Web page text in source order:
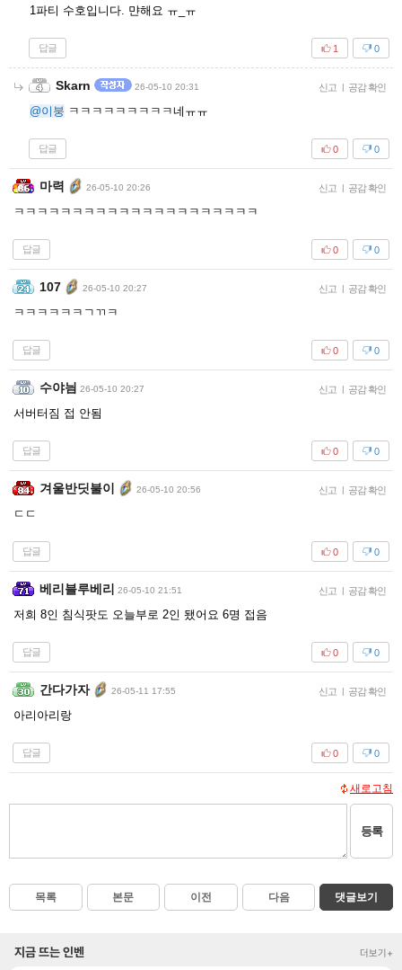
1파티 수호입니다. 먄해요 ㅠ_ㅠ
답글 0
1
Skarn 26-05-10 20:31 신고 | 공감 확인
@이붕 ㅋㅋㅋㅋㅋㅋㅋㅋㅋ네ㅠㅠ
답글 0
0
마력 26-05-10 20:26 신고 | 공감 확인
ㅋㅋㅋㅋㅋㅋㅋㅋㅋㅋㅋㅋㅋㅋㅋㅋㅋㅋㅋㅋㅋ
답글 0
0
107 26-05-10 20:27 신고 | 공감 확인
ㅋㅋㅋㅋㅋㅋㄱㄲㅋ
답글 0
0
수야늼 26-05-10 20:27 신고 | 공감 확인
서버터짐 접 안됨
답글 0
0
겨울반딧불이 26-05-10 20:56 신고 | 공감 확인
ㄷㄷ
답글 0
0
베리블루베리 26-05-10 21:51 신고 | 공감 확인
저희 8인 침식팟도 오늘부로 2인 됐어요 6명 접음
답글 0
0
간다가자 26-05-11 17:55 신고 | 공감 확인
아리아리랑
답글 0
0
새로고침
등록
목록 본문 이전 다음 댓글보기
지금 뜨는 인벤 더보기+